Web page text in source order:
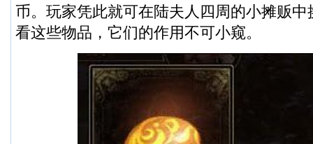
币。玩家凭此就可在陆夫人四周的小摊贩
看这些物品，它们的作用不可小窥。